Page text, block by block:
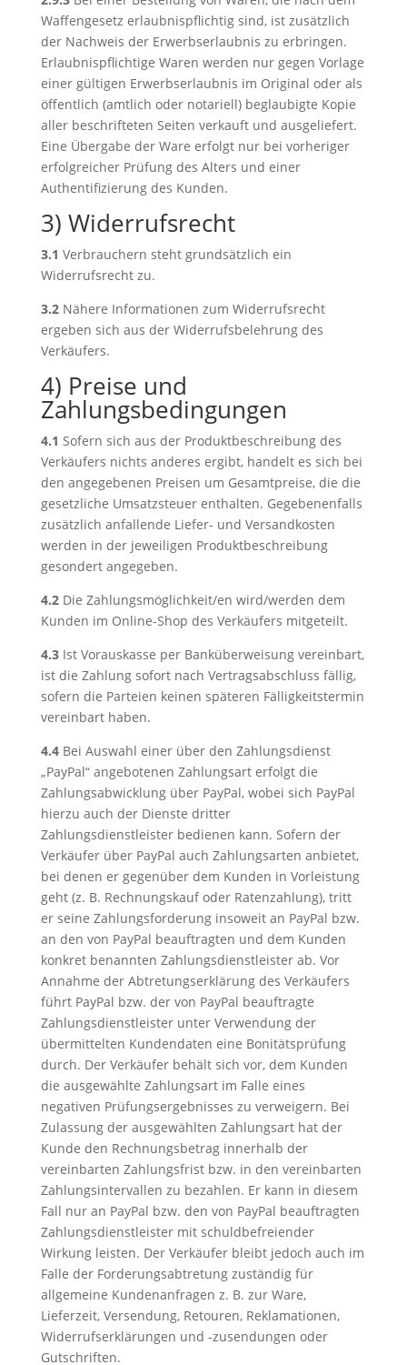
Waffengesetz erlaubnispflichtig sind, ist zusätzlich
der Nachweis der Erwerbserlaubnis zu erbringen.
Erlaubnispflichtige Waren werden nur gegen Vorlage
einer gültigen Erwerbserlaubnis im Original oder als
öffentlich (amtlich oder notariell) beglaubigte Kopie
aller beschrifteten Seiten verkauft und ausgeliefert.
Eine Übergabe der Ware erfolgt nur bei vorheriger
erfolgreicher Prüfung des Alters und einer
Authentifizierung des Kunden.
3) Widerrufsrecht
3.1 Verbrauchern steht grundsätzlich ein
Widerrufsrecht zu.
3.2Nähere Informationen zum Widerrufsrecht
ergeben sich aus der Widerrufsbelehrung des
Verkäufers.
4) Preise und
Zahlungsbedingungen
4.1 Sofern sich aus der Produktbeschreibung des
Verkäufers nichts anderes ergibt, handelt es sich bei
den angegebenen Preisen um Gesamtpreise, die die
gesetzliche Umsatzsteuer enthalten. Gegebenenfalls
zusätzlich anfallende Liefer- und Versandkosten
werden in der jeweiligen Produktbeschreibung
gesondert angegeben.
4.2Die Zahlungsmöglichkeit/en wird/werden dem
Kunden im Online-Shop des Verkäufers mitgeteilt.
4.3Ist Vorauskasse per Banküberweisung vereinbart,
ist die Zahlung sofort nach Vertragsabschluss fällig,
sofern die Parteien keinen späteren Fälligkeitstermin
vereinbart haben.
4.4Bei Auswahl einer über den Zahlungsdienst
„PayPal“ angebotenen Zahlungsart erfolgt die
Zahlungsabwicklung über PayPal, wobei sich PayPal
hierzu auch der Dienste dritter
Zahlungsdienstleister bedienen kann. Sofern der
Verkäufer über PayPal auch Zahlungsarten anbietet,
bei denen er gegenüber dem Kunden in Vorleistung
geht (z. B. Rechnungskauf oder Ratenzahlung), tritt
er seine Zahlungsforderung insoweit an PayPal bzw.
an den von PayPal beauftragten und dem Kunden
konkret benannten Zahlungsdienstleister ab. Vor
Annahme der Abtretungserklärung des Verkäufers
führt PayPal bzw. der von PayPal beauftragte
Zahlungsdienstleister unter Verwendung der
übermittelten Kundendaten eine Bonitätsprüfung
durch. Der Verkäufer behält sich vor, dem Kunden
die ausgewählte Zahlungsart im Falle eines
negativen Prüfungsergebnisses zu verweigern. Bei
Zulassung der ausgewählten Zahlungsart hat der
Kunde den Rechnungsbetrag innerhalb der
vereinbarten Zahlungsfrist bzw. in den vereinbarten
Zahlungsintervallen zu bezahlen. Er kann in diesem
Fall nur an PayPal bzw. den von PayPal beauftragten
Zahlungsdienstleister mit schuldbefreiender
Wirkung leisten. Der Verkäufer bleibt jedoch auch im
Falle der Forderungsabtretung zuständig für
allgemeine Kundenanfragen z. B. zur Ware,
Lieferzeit, Versendung, Retouren, Reklamationen,
Widerrufserklärungen und -zusendungen oder
Gutschriften.